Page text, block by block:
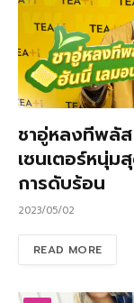
ชาอู่หลงทีพลั
เซนเตอร์หนุ่ม
การดับร้อน
2023/05/02
READ MORE